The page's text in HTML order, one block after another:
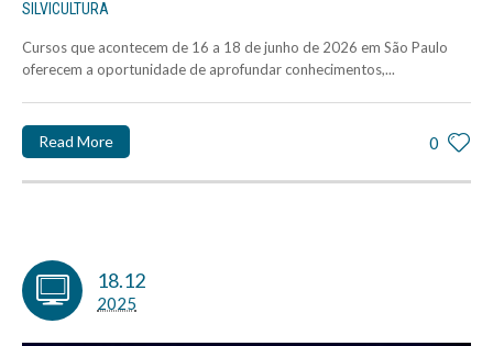
SILVICULTURA
Cursos que acontecem de 16 a 18 de junho de 2026 em São Paulo
oferecem a oportunidade de aprofundar conhecimentos,...
0
Read More
18.12
2025